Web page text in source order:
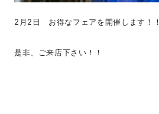
2月2日 お得なフェアを開催します！！
是非、ご来店下さい！！